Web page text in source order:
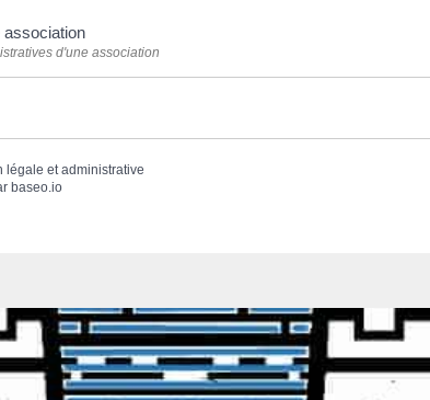
association
d'une association
légale et administrative
baseo.io